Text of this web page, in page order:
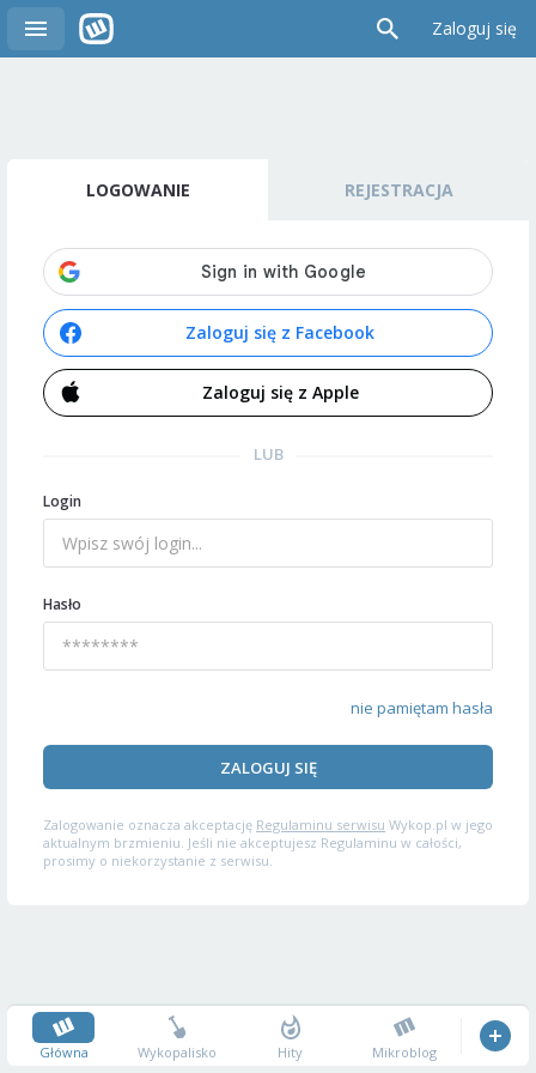
Zaloguj się
LOGOWANIE REJESTRACJA
Zaloguj się z Facebook
Zaloguj się z Apple
LUB
Login
Hasło
nie pamiętam hasła
ZALOGUJ SIĘ
Zalogowanie oznacza akceptację Regulaminu serwisu Wykop.pl w jego
aktualnym brzmieniu. Jeśli nie akceptujesz Regulaminu w całości,
prosimy o niekorzystanie z serwisu.
Główna Wykopalisko Hity Mikroblog